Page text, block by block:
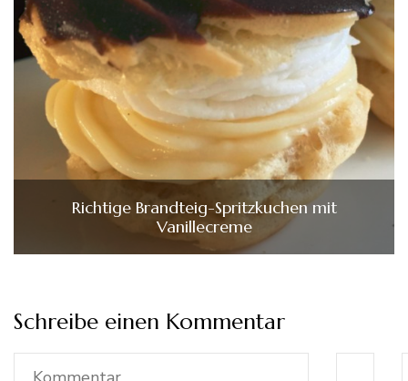
Richtige Brandteig-Spritzkuchen mit
Vanillecreme
Schreibe einen Kommentar